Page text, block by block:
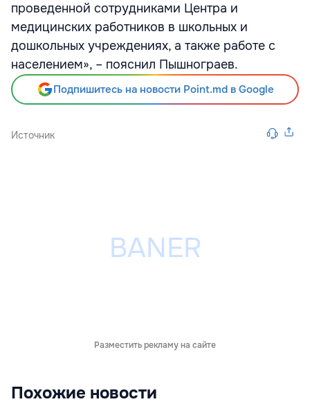
проведенной сотрудниками Центра и
медицинских работников в школьных и
дошкольных учреждениях, а также работе с
населением», – пояснил Пышнограев.
Подпишитесь на новости Point.md в Google
Источник
Разместить рекламу на сайте
Похожие новости